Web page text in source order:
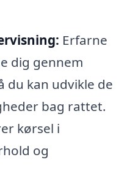
Erfarne
dig gennem
du kan udvikle de
bag rattet.
kørsel i
og